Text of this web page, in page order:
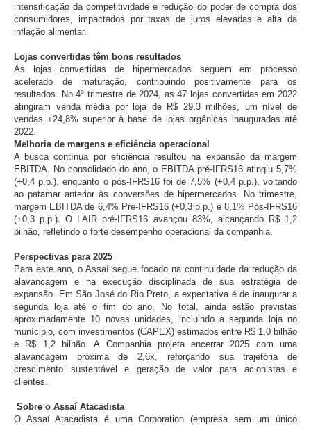
intensificação da competitividade e redução do poder de compra dos
consumidores, impactados por taxas de juros elevadas e alta da
inflação alimentar.
Lojas convertidas têm bons resultados
As lojas convertidas de hipermercados seguem em processo
acelerado de maturação, contribuindo positivamente para os
resultados. No 4º trimestre de 2024, as 47 lojas convertidas em 2022
atingiram venda média por loja de R$ 29,3 milhões, um nível de
vendas +24,8% superior à base de lojas orgânicas inauguradas até
2022.
Melhoria de margens e eficiência operacional
A busca contínua por eficiência resultou na expansão da margem
EBITDA. No consolidado do ano, o EBITDA pré-IFRS16 atingiu 5,7%
(+0,4 p.p.), enquanto o pós-IFRS16 foi de 7,5% (+0,4 p.p.), voltando
ao patamar anterior às conversões de hipermercados. No trimestre,
margem EBITDA de 6,4% Pré-IFRS16 (+0,3 p.p.) e 8,1% Pós-IFRS16
(+0,3 p.p.). O LAIR pré-IFRS16 avançou 83%, alcançando R$ 1,2
bilhão, refletindo o forte desempenho operacional da companhia.
Perspectivas para 2025
Para este ano, o Assaí segue focado na continuidade da redução da
alavancagem e na execução disciplinada de sua estratégia de
expansão. Em São José do Rio Preto, a expectativa é de inaugurar a
segunda loja até o fim do ano. No total, ainda estão previstas
aproximadamente 10 novas unidades, incluindo a segunda loja no
munícipio, com investimentos (CAPEX) estimados entre R$ 1,0 bilhão
e R$ 1,2 bilhão. A Companhia projeta encerrar 2025 com uma
alavancagem próxima de 2,6x, reforçando sua trajetória de
crescimento sustentável e geração de valor para acionistas e
clientes.
Sobre o Assaí Atacadista
O Assaí Atacadista é uma Corporation (empresa sem um único